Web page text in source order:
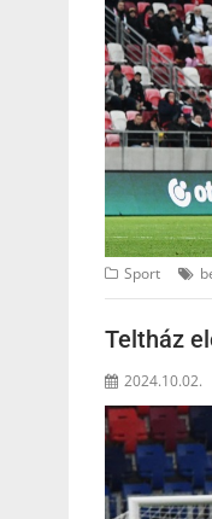
Sport
Teltház
2024.10.02.